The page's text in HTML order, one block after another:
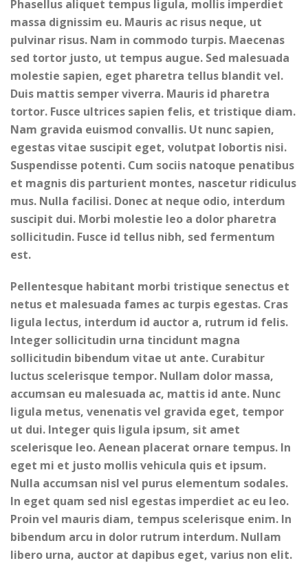
Phasellus aliquet tempus ligula, mollis imperdiet
massa dignissim eu. Mauris ac risus neque, ut
pulvinar risus. Nam in commodo turpis. Maecenas
sed tortor justo, ut tempus augue. Sed malesuada
molestie sapien, eget pharetra tellus blandit vel.
Duis mattis semper viverra. Mauris id pharetra
tortor. Fusce ultrices sapien felis, et tristique diam.
Nam gravida euismod convallis. Ut nunc sapien,
egestas vitae suscipit eget, volutpat lobortis nisi.
Suspendisse potenti. Cum sociis natoque penatibus
et magnis dis parturient montes, nascetur ridiculus
mus. Nulla facilisi. Donec at neque odio, interdum
suscipit dui. Morbi molestie leo a dolor pharetra
sollicitudin. Fusce id tellus nibh, sed fermentum
est.
Pellentesque habitant morbi tristique senectus et
netus et malesuada fames ac turpis egestas. Cras
ligula lectus, interdum id auctor a, rutrum id felis.
Integer sollicitudin urna tincidunt magna
sollicitudin bibendum vitae ut ante. Curabitur
luctus scelerisque tempor. Nullam dolor massa,
accumsan eu malesuada ac, mattis id ante. Nunc
ligula metus, venenatis vel gravida eget, tempor
ut dui. Integer quis ligula ipsum, sit amet
scelerisque leo. Aenean placerat ornare tempus. In
eget mi et justo mollis vehicula quis et ipsum.
Nulla accumsan nisl vel purus elementum sodales.
In eget quam sed nisl egestas imperdiet ac eu leo.
Proin vel mauris diam, tempus scelerisque enim. In
bibendum arcu in dolor rutrum interdum. Nullam
libero urna, auctor at dapibus eget, varius non elit.